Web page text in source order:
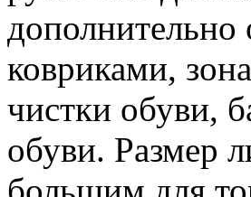
ковриками,
чистки обуви,
обуви. Размер